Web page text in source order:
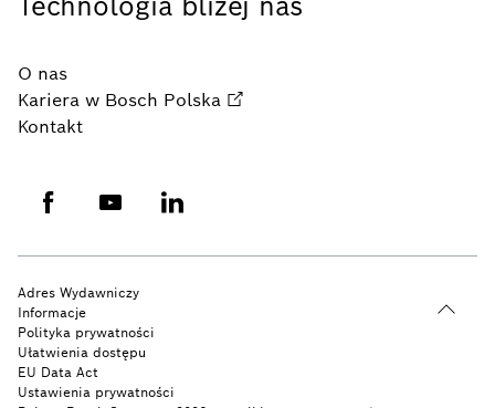
O nas
Kariera w Bosch Polska
Kontakt
Adres Wydawniczy
Informacje
Polityka prywatności
Ułatwienia dostępu
EU Data Act
Ustawienia prywatności